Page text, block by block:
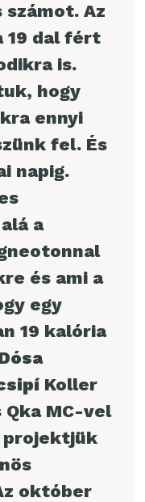
számot. Az
19 dal fért
is.
hogy
ennyi
fel. És
napig.
a
és ami a
egy
19 kalória
Koller
Qka MC-vel
projektjük
október